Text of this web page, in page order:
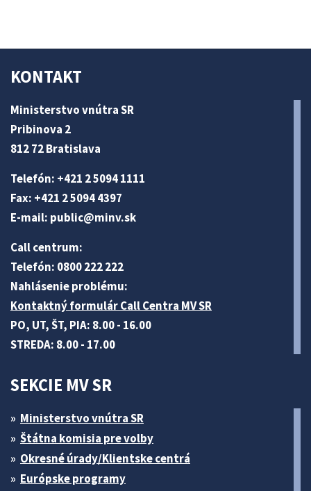
KONTAKT
Ministerstvo vnútra SR
Pribinova 2
812 72 Bratislava
Telefón: +421 2 5094 1111
Fax: +421 2 5094 4397
E-mail: public@minv.sk
Call centrum:
Telefón: 0800 222 222
Nahlásenie problému:
Kontaktný formulár Call Centra MV SR
PO, UT, ŠT, PIA: 8.00 - 16.00
STREDA: 8.00 - 17.00
SEKCIE MV SR
Ministerstvo vnútra SR
Štátna komisia pre volby
Okresné úrady/Klientske centrá
Európske programy